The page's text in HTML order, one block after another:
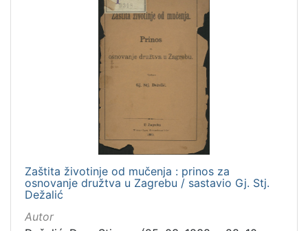
Zaštita životinje od mučenja : prinos za
osnovanje družtva u Zagrebu / sastavio Gj. Stj.
Dežalić
Autor